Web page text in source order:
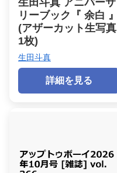
リーブック『 余白 』
(アザーカット生写真
1枚)
生田斗真
詳細を見る